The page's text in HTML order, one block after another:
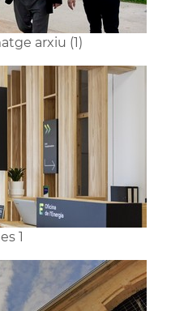
arxiu (1)
1